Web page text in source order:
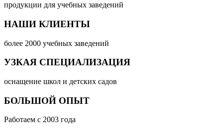
продукции для учебных заведений
НАШИ КЛИЕНТЫ
более 2000 учебных заведений
УЗКАЯ СПЕЦИАЛИЗАЦИЯ
оснащение школ и детских садов
БОЛЬШОЙ ОПЫТ
Работаем с 2003 года